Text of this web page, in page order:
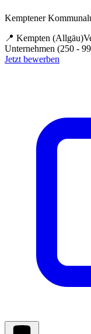
Kemptener
📍 Kempten (Allgäu)
Unternehmen (250 -
Jetzt bewerben